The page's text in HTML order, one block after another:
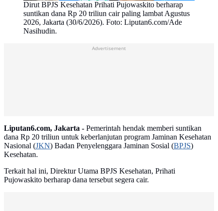
Dirut BPJS Kesehatan Prihati Pujowaskito berharap
suntikan dana Rp 20 triliun cair paling lambat Agustus
2026, Jakarta (30/6/2026). Foto: Liputan6.com/Ade
Nasihudin.
Advertisement
Liputan6.com, Jakarta - Pemerintah hendak memberi suntikan
dana Rp 20 triliun untuk keberlanjutan program Jaminan Kesehatan
Nasional (JKN) Badan Penyelenggara Jaminan Sosial (BPJS)
Kesehatan.
Terkait hal ini, Direktur Utama BPJS Kesehatan, Prihati
Pujowaskito berharap dana tersebut segera cair.